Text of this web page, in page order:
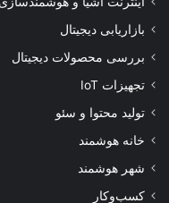
بازاریابی دیجیتال
بررسی محصولات دیجیتال
تجهیزات IoT
تولید محتوا و سئو
خانه هوشمند
شهر هوشمند
کسب‌وکار